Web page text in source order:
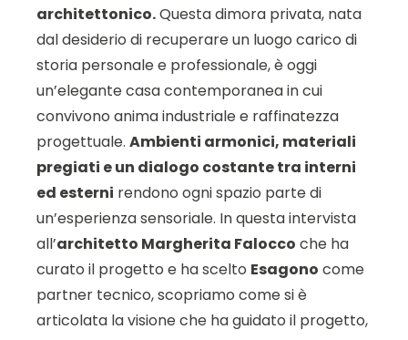
architettonico.Questa dimora privata, nata
dal desiderio di recuperare un luogo carico di
storia personale e professionale, è oggi
un’elegante casa contemporanea in cui
convivono anima industriale e raffinatezza
progettuale. Ambienti armonici, materiali
pregiati e un dialogo costante tra interni
ed esterni rendono ogni spazio parte di
un’esperienza sensoriale. In questa intervista
all’architetto Margherita Falocco che ha
curato il progetto e ha scelto Esagono come
partner tecnico, scopriamo come si è
articolata la visione che ha guidato il progetto,